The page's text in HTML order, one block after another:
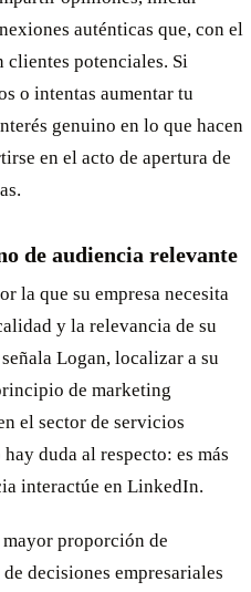
auténticas que, con el
clientes potenciales. Si
o intentas aumentar tu
genuino en lo que hacen
en el acto de apertura de
de audiencia relevante
la que su empresa necesita
y la relevancia de su
Logan, localizar a su
de marketing
el sector de servicios
duda al respecto: es más
interactúe en LinkedIn.
proporción de
decisiones empresariales